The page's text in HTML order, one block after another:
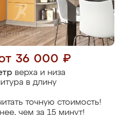
36 000 ₽
верха и низа
в длину
точную стоимость!
чем за 15 минут!